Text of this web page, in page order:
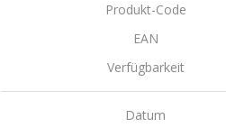
Produkt-Code
EAN
Verfügbarkeit
Datum